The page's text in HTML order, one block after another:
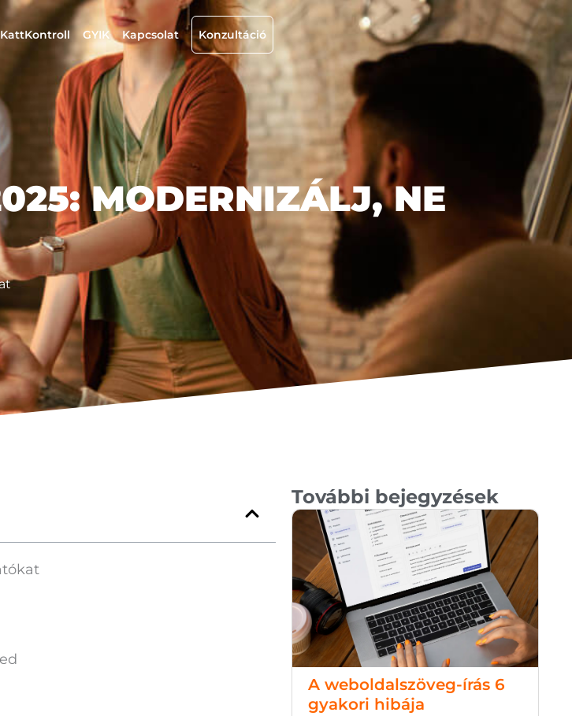
KattKontroll GYIK Kapcsolat Konzultáció
MODERNIZÁLJ, NE
További bejegyzések
A weboldalszöveg-írás 6
gyakori hibája